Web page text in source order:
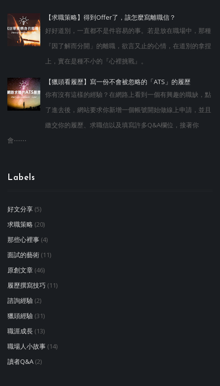
【求職策略】得到Offer了，該怎麼寫離職信？
好好道別，一直都不是件容易的事。若是放在職場中，那種
『因了解而分開」的離職，欲言又止的心情，在道別的拿捏
上，實在是種不小的『心裡挑戰』。
【獵頭看履歷】寫一份不會被忽略的「ATS」的履歷
你有沒有這樣的經驗？在網路上看到一個有興趣的職缺，點
了進去後，網站要求你新增一個帳號開始做線上申請，並且
繳交你的履歷、求職信以及填寫許多Q&A欄位，接著你
會⋯⋯
Labels
好文分享 (5)
求職策略 (20)
那些心裡事 (4)
面試的藝術 (11)
原創文章 (46)
履歷撰寫技巧 (11)
諮詢經驗 (2)
獵頭經驗 (31)
職涯成長 (13)
職場人小故事 (14)
讀者Q&A (2)